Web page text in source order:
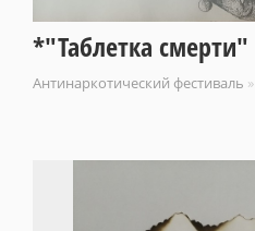
*"Таблетка смерти"
Антинаркотический фестиваль »